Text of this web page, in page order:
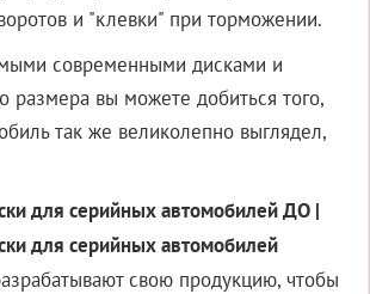
и "клевки" при торможении.
современными дисками и
размера вы можете добиться того,
так же великолепно выглядел,
для серийных автомобилей ДО |
для серийных автомобилей
свою продукцию, чтобы